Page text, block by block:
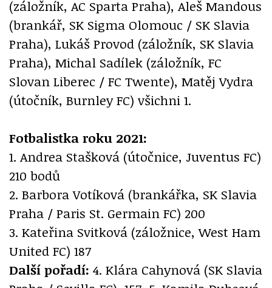
(záložník, AC Sparta Praha), Aleš Mandous
(brankář, SK Sigma Olomouc / SK Slavia
Praha), Lukáš Provod (záložník, SK Slavia
Praha), Michal Sadílek (záložník, FC
Slovan Liberec / FC Twente), Matěj Vydra
(útočník, Burnley FC) všichni 1.
Fotbalistka roku 2021:
1. Andrea Stašková (útočnice, Juventus FC)
210 bodů
2. Barbora Votíková (brankářka, SK Slavia
Praha / Paris St. Germain FC) 200
3. Kateřina Svitková (záložnice, West Ham
United FC) 187
Další pořadí: 4. Klára Cahynová (SK Slavia